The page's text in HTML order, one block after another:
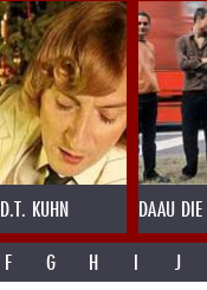
D.T. KUHN
DAAU DIE
F G H I J